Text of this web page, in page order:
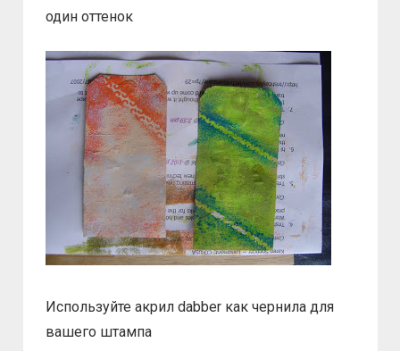
один оттенок
Используйте акрил dabber как чернила для
вашего штампа